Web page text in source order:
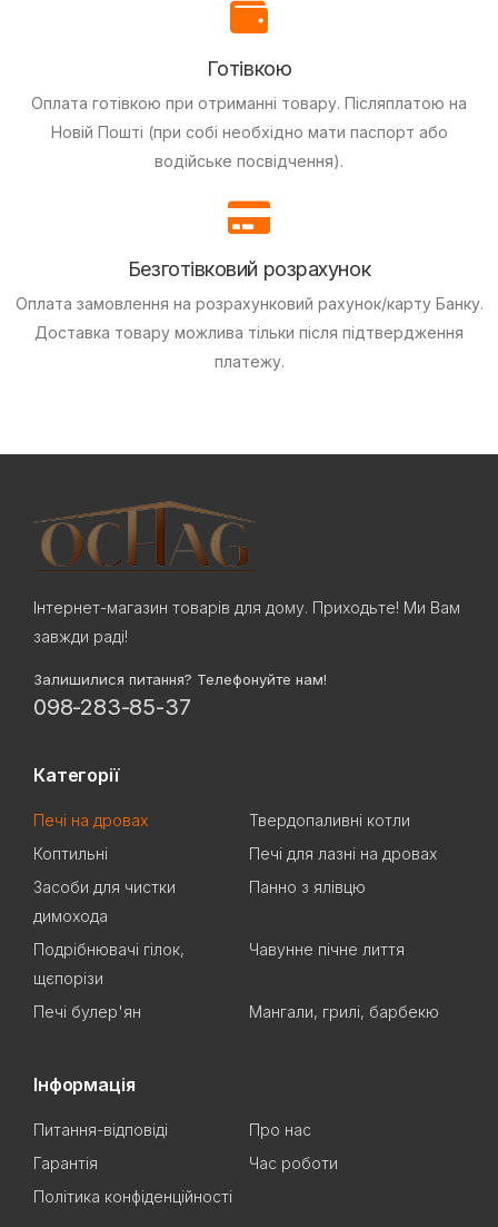
Готівкою
Оплата готівкою при отриманні товару. Післяплатою на
Новій Пошті (при собі необхідно мати паспорт або
водійське посвідчення).
Безготівковий розрахунок
Оплата замовлення на розрахунковий рахунок/карту Банку.
Доставка товару можлива тільки після підтвердження
платежу.
Інтернет-магазин товарів для дому. Приходьте! Ми Вам
завжди раді!
Залишилися питання? Телефонуйте нам!
098-283-85-37
Категорії
Печі на дровах
Твердопаливні котли
Коптильні
Печі для лазні на дровах
Засоби для чистки
димохода
Панно з ялівцю
Подрібнювачі гілок,
щєпорізи
Чавунне пічне лиття
Печі булер'ян Мангали, грилі, барбекю
Інформація
Питання-відповіді
Про нас
Гарантія
Час роботи
Політика конфіденційності